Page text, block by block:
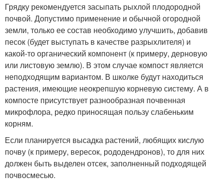
Грядку рекомендуется засыпать рыхлой плодородной
почвой. Допустимо применение и обычной огородной
земли, только ее состав необходимо улучшить, добавив
песок (будет выступать в качестве разрыхлителя) и
какой-то органический компонент (к примеру, дерновую
или листовую землю). В этом случае компост является
неподходящим вариантом. В школке будут находиться
растения, имеющие неокрепшую корневую систему. А в
компосте присутствует разнообразная почвенная
микрофлора, редко приносящая пользу слабеньким
корням.
Если планируется высадка растений, любящих кислую
почву (к примеру, вересок, рододендронов), то для них
должен быть выделен отсек, заполненный подходящей
почвосмесью.